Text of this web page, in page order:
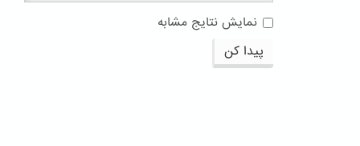
نمایش نتایج مشابه
پیدا کن